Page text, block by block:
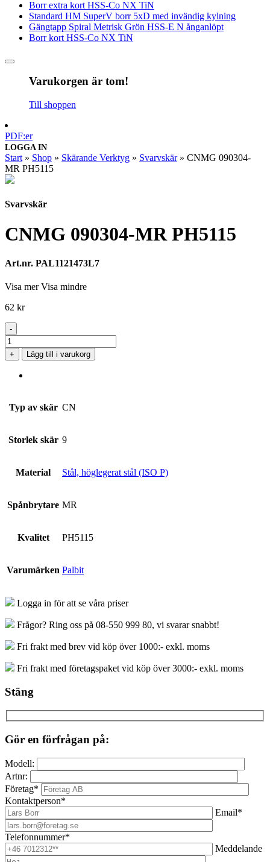
Borr extra kort HSS-Co NX TiN
Standard HM SuperV borr 5xD med invändig kylning
Gängtapp Spiral Metrisk Grön HSS-E N ånganlöpt
Borr kort HSS-Co NX TiN
Varukorgen är tom!
Till shoppen
PDF:er
LOGGA IN
Start » Shop » Skärande Verktyg » Svarvskär» CNMG 090304-
MR PH5115
Svarvskär
CNMG 090304-MR PH5115
Art.nr. PAL1121473L7
Visa mer Visa mindre
62 kr
-
CNMG
090304-
MR
PH5115
+ Lägg till i varukorg
Typ av skär CN
Storlek skär 9
Material Stål, höglegerat stål (ISO P)
Spånbrytare MR
Kvalitet PH5115
Varumärken Palbit
Logga in för att se våra priser
Frågor? Ring oss på 08-550 999 80, vi svarar snabbt!
Fri frakt med brev vid köp över 1000:- exkl. moms
Fri frakt med företagspaket vid köp över 3000:- exkl. moms
Stäng
Gör en förfrågan på:
Modell:
Artnr:
Företag*
Kontaktperson*
Email*
Telefonnummer*
Meddelande